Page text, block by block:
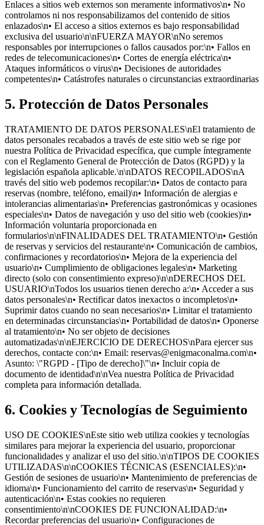
Enlaces a sitios web externos son meramente informativos\n• No
controlamos ni nos responsabilizamos del contenido de sitios
enlazados\n• El acceso a sitios externos es bajo responsabilidad
exclusiva del usuario\n\nFUERZA MAYOR\nNo seremos
responsables por interrupciones o fallos causados por:\n• Fallos en
redes de telecomunicaciones\n• Cortes de energía eléctrica\n•
Ataques informáticos o virus\n• Decisiones de autoridades
competentes\n• Catástrofes naturales o circunstancias extraordinarias
5. Protección de Datos Personales
TRATAMIENTO DE DATOS PERSONALES\nEl tratamiento de
datos personales recabados a través de este sitio web se rige por
nuestra Política de Privacidad específica, que cumple íntegramente
con el Reglamento General de Protección de Datos (RGPD) y la
legislación española aplicable.\n\nDATOS RECOPILADOS\nA
través del sitio web podemos recopilar:\n• Datos de contacto para
reservas (nombre, teléfono, email)\n• Información de alergias e
intolerancias alimentarias\n• Preferencias gastronómicas y ocasiones
especiales\n• Datos de navegación y uso del sitio web (cookies)\n•
Información voluntaria proporcionada en
formularios\n\nFINALIDADES DEL TRATAMIENTO\n• Gestión
de reservas y servicios del restaurante\n• Comunicación de cambios,
confirmaciones y recordatorios\n• Mejora de la experiencia del
usuario\n• Cumplimiento de obligaciones legales\n• Marketing
directo (solo con consentimiento expreso)\n\nDERECHOS DEL
USUARIO\nTodos los usuarios tienen derecho a:\n• Acceder a sus
datos personales\n• Rectificar datos inexactos o incompletos\n•
Suprimir datos cuando no sean necesarios\n• Limitar el tratamiento
en determinadas circunstancias\n• Portabilidad de datos\n• Oponerse
al tratamiento\n• No ser objeto de decisiones
automatizadas\n\nEJERCICIO DE DERECHOS\nPara ejercer sus
derechos, contacte con:\n• Email: reservas@enigmaconalma.com\n•
Asunto: \"RGPD - [Tipo de derecho]\"\n• Incluir copia de
documento de identidad\n\nVea nuestra Política de Privacidad
completa para información detallada.
6. Cookies y Tecnologías de Seguimiento
USO DE COOKIES\nEste sitio web utiliza cookies y tecnologías
similares para mejorar la experiencia del usuario, proporcionar
funcionalidades y analizar el uso del sitio.\n\nTIPOS DE COOKIES
UTILIZADAS\n\nCOOKIES TÉCNICAS (ESENCIALES):\n•
Gestión de sesiones de usuario\n• Mantenimiento de preferencias de
idioma\n• Funcionamiento del carrito de reservas\n• Seguridad y
autenticación\n• Estas cookies no requieren
consentimiento\n\nCOOKIES DE FUNCIONALIDAD:\n•
Recordar preferencias del usuario\n• Configuraciones de